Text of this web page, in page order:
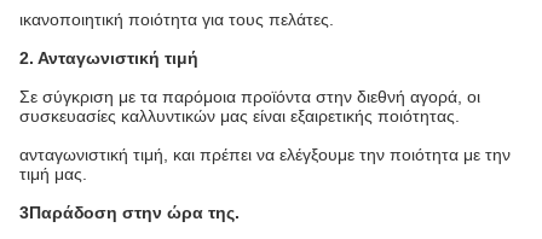
ικανοποιητική ποιότητα για τους πελάτες.
2. Ανταγωνιστική τιμή
Σε σύγκριση με τα παρόμοια προϊόντα στην διεθνή αγορά, οι
συσκευασίες καλλυντικών μας είναι εξαιρετικής ποιότητας.
ανταγωνιστική τιμή, και πρέπει να ελέγξουμε την ποιότητα με την
τιμή μας.
3Παράδοση στην ώρα της.